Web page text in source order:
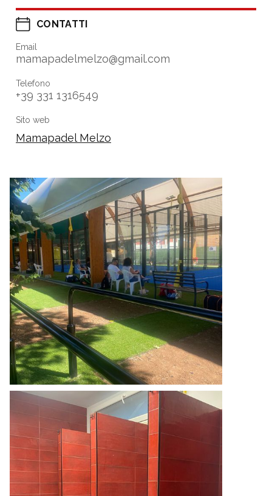
CONTATTI
Email
mamapadelmelzo@gmail.com
Telefono
+39 331 1316549
Sito web
Mamapadel Melzo